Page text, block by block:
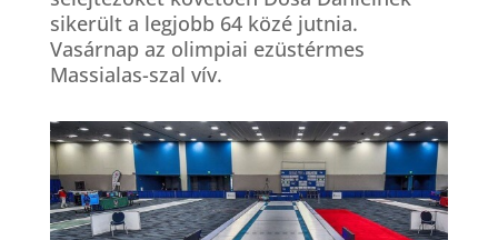
sikerült a legjobb 64 közé jutnia.
Vasárnap az olimpiai ezüstérmes
Massialas-szal vív.